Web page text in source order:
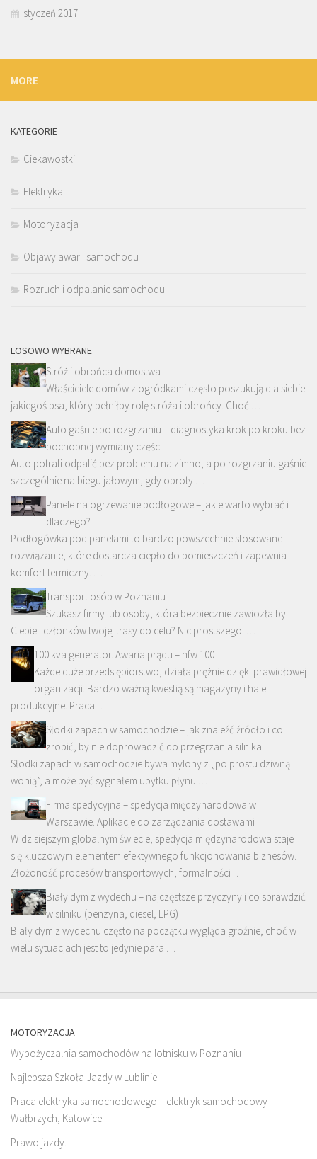
styczeń 2017
MORE
KATEGORIE
Ciekawostki
Elektryka
Motoryzacja
Objawy awarii samochodu
Rozruch i odpalanie samochodu
LOSOWO WYBRANE
Stróż i obrońca domostwa
Właściciele domów z ogródkami często poszukują dla siebie
jakiegoś psa, który pełniłby rolę stróża i obrońcy. Choć …
Auto gaśnie po rozgrzaniu – diagnostyka krok po kroku bez
pochopnej wymiany części
Auto potrafi odpalić bez problemu na zimno, a po rozgrzaniu gaśnie
szczególnie na biegu jałowym, gdy obroty …
Panele na ogrzewanie podłogowe – jakie warto wybrać i
dlaczego?
Podłogówka pod panelami to bardzo powszechnie stosowane
rozwiązanie, które dostarcza ciepło do pomieszczeń i zapewnia
komfort termiczny. …
Transport osób w Poznaniu
Szukasz firmy lub osoby, która bezpiecznie zawiozła by
Ciebie i członków twojej trasy do celu? Nic prostszego. …
100 kva generator. Awaria prądu – hfw 100
Każde duże przedsiębiorstwo, działa prężnie dzięki prawidłowej
organizacji. Bardzo ważną kwestią są magazyny i hale
produkcyjne. Praca …
Słodki zapach w samochodzie – jak znaleźć źródło i co
zrobić, by nie doprowadzić do przegrzania silnika
Słodki zapach w samochodzie bywa mylony z „po prostu dziwną
wonią”, a może być sygnałem ubytku płynu …
Firma spedycyjna – spedycja międzynarodowa w
Warszawie. Aplikacje do zarządzania dostawami
W dzisiejszym globalnym świecie, spedycja międzynarodowa staje
się kluczowym elementem efektywnego funkcjonowania biznesów.
Złożoność procesów transportowych, formalności …
Biały dym z wydechu – najczęstsze przyczyny i co sprawdzić
w silniku (benzyna, diesel, LPG)
Biały dym z wydechu często na początku wygląda groźnie, choć w
wielu sytuacjach jest to jedynie para …
MOTORYZACJA
Wypożyczalnia samochodów na lotnisku w Poznaniu
Najlepsza Szkoła Jazdy w Lublinie
Praca elektryka samochodowego – elektryk samochodowy
Wałbrzych, Katowice
Prawo jazdy.